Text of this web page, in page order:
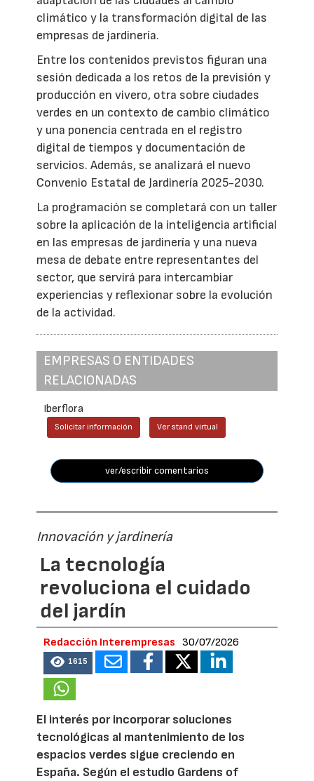
climático y la transformación digital de las
empresas de jardinería.
Entre los contenidos previstos figuran una
sesión dedicada a los retos de la previsión y
producción en vivero, otra sobre ciudades
verdes en un contexto de cambio climático
y una ponencia centrada en el registro
digital de tiempos y documentación de
servicios. Además, se analizará el nuevo
Convenio Estatal de Jardinería 2025-2030.
La programación se completará con un taller
sobre la aplicación de la inteligencia artificial
en las empresas de jardinería y una nueva
mesa de debate entre representantes del
sector, que servirá para intercambiar
experiencias y reflexionar sobre la evolución
de la actividad.
EMPRESAS O ENTIDADES
RELACIONADAS
Iberflora
Solicitar información Ver stand virtual
ver/escribir comentarios
Innovación y jardinería
La tecnología
revoluciona el cuidado
del jardín
Redacción Interempresas 30/07/2026
1615
El interés por incorporar soluciones
tecnológicas al mantenimiento de los
espacios verdes sigue creciendo en
España. Según el estudio Gardens of